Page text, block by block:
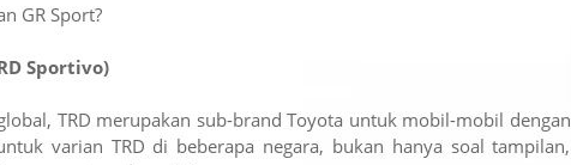
GR Sport?
Sportivo)
TRD merupakan sub-brand Toyota untuk mobil-mobil dengan
varian TRD di beberapa negara, bukan hanya soal tampilan,